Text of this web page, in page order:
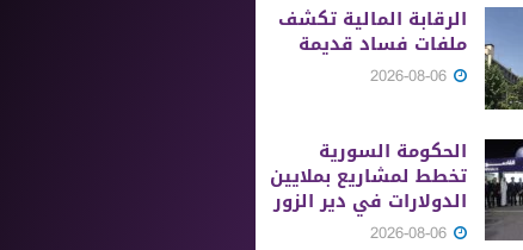
الرقابة المالية تكشف
ملفات فساد قديمة
الحكومة السورية
تخطط لمشاريع بملايين
الدولارات في دير الزور